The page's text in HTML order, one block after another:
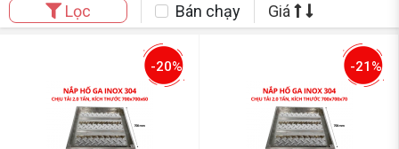
Lọc Bán chạy Giá
-20% -21%